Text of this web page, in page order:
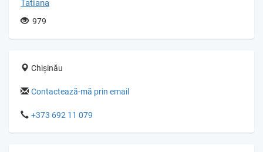
Tatiana
979
Chișinău
Contactează-mă prin email
+373 692 11 079